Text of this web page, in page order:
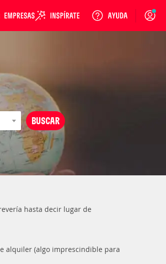
Login
hasta decir lugar de
alquiler (algo imprescindible para